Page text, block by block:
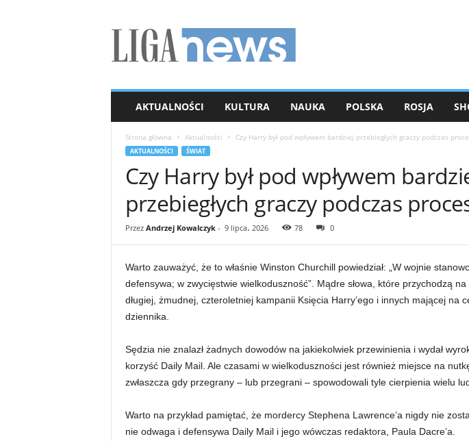
AKTUALNOŚCI KULTURA NAUKA POLSKA ROSJA
Strona główna Aktualności Czy Harry był pod wpływem bardziej przebiegłych graczy podczas
AKTUALNOŚCI ŚWIAT
Czy Harry był pod wpływem
przebiegłych graczy podczas
Przez Andrzej Kowalczyk- 9 lipca، 2026 78 0
Warto zauważyć, że to właśnie Winston Churchill powiedział: „W wojnie
defensywa; w zwycięstwie wielkoduszność”. Mądre słowa, które przychodzą
długiej, żmudnej, czteroletniej kampanii Księcia Harry’ego i innych mającej na
dziennika.
Sędzia nie znalazł żadnych dowodów na jakiekolwiek przewinienia i wydał
korzyść Daily Mail. Ale czasami w wielkoduszności jest również miejsce na
zwłaszcza gdy przegrany – lub przegrani – spowodowali tyle cierpienia wielu
Warto na przykład pamiętać, że mordercy Stephena Lawrence’a nigdy nie
nie odwaga i defensywa Daily Mail i jego wówczas redaktora, Paula Dacre’a.